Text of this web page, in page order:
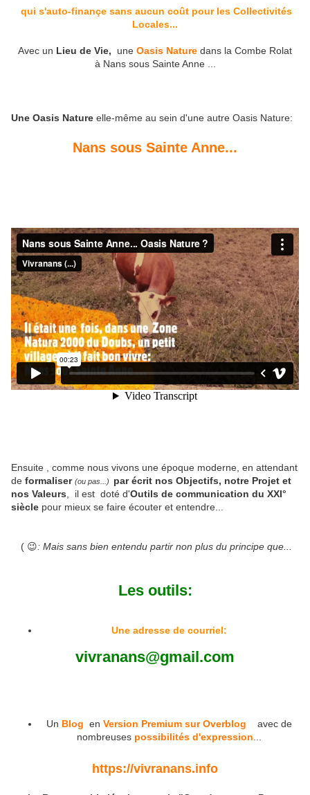
qui s'auto-finançe sans aucun coût pour les Collectivités
Locales...
Avec un Lieu de Vie, une Oasis Nature dans la Combe Rolat
à Nans sous Sainte Anne ...
Une Oasis Nature elle-même au sein d'une autre Oasis Nature:
Nans sous Sainte Anne...
Ensuite , comme nous vivons une époque moderne, en attendant
de formaliser (ou pas...)
par écrit nos Objectifs, notre Projet et
nos Valeurs , il est doté d'Outils de communication du XXI°
siècle pour mieux se faire écouter et entendre...
( 😉: Mais sans bien entendu partir non plus du principe que...
Les outils:
Une adresse de courriel:
vivranans@gmail.com
Un Blog en Version Premium sur Overblog
avec de
nombreuses possibilités d'expression
https://vivranans.info